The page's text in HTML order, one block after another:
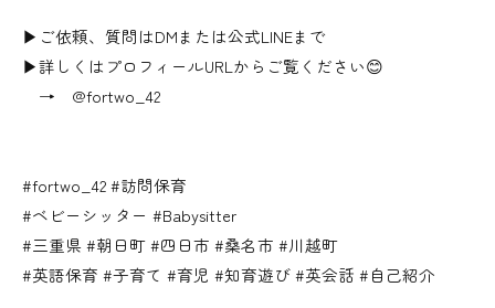
▶ご依頼、質問はDMまたは公式LINEまで
▶詳しくはプロフィールURLからご覧ください😊
→ @fortwo_42
#fortwo_42 #訪問保育
#ベビーシッター #Babysitter
#三重県 #朝日町 #四日市 #桑名市 #川越町
#英語保育 #子育て #育児 #知育遊び #英会話 #自己紹介